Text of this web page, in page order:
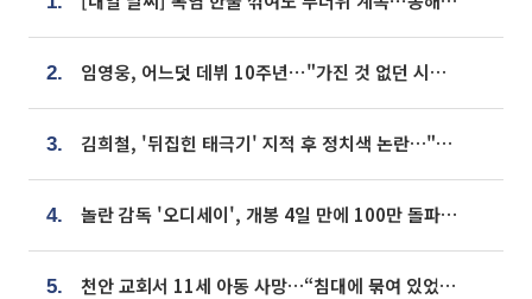
2. 임영웅, 어느덧 데뷔 10주년⋯"가진 것 없던 시절, 내 앞엔 20명의 팬뿐"
3. 김희철, '뒤집힌 태극기' 지적 후 정치색 논란…"좌우 떠나 우리나라 국기"
4. 놀란 감독 '오디세이', 개봉 4일 만에 100만 돌파⋯'왕사남' 보다 빠르다
5. 천안 교회서 11세 아동 사망…“침대에 묶여 있었다” 진술 확보